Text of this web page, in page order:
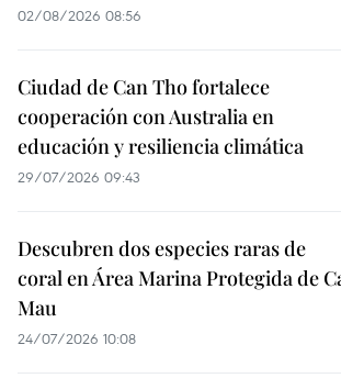
02/08/2026 08:56
Ciudad de Can Tho fortalece
cooperación con Australia en
educación y resiliencia climática
29/07/2026 09:43
Descubren dos especies raras de
coral en Área Marina Protegida de
Mau
24/07/2026 10:08